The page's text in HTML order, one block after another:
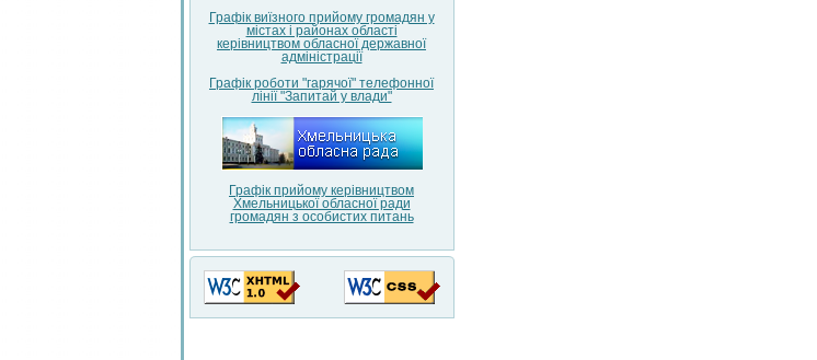
Графік виїзного прийому громадян у
містах і районах області
керівництвом обласної державної
адміністрації
Графік роботи "гарячої" телефонної
лінії "Запитай у влади"
Графік прийому керівництвом
Хмельницької обласної ради
громадян з особистих питань